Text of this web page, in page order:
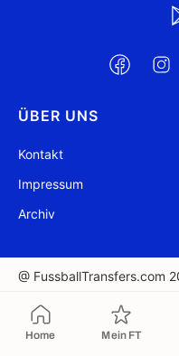
Home Mein FT
ÜBER UNS
Kontakt
Impressum
Archiv
@ FussballTransfers.com
In die Zwischenablage